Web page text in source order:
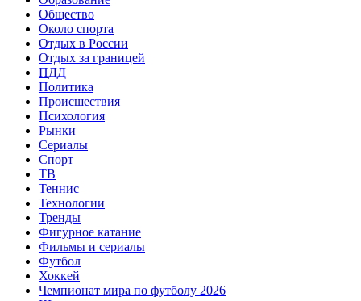
Общество
Около спорта
Отдых в России
Отдых за границей
ПДД
Политика
Происшествия
Психология
Рынки
Сериалы
Спорт
ТВ
Теннис
Технологии
Тренды
Фигурное катание
Фильмы и сериалы
Футбол
Хоккей
Чемпионат мира по футболу 2026